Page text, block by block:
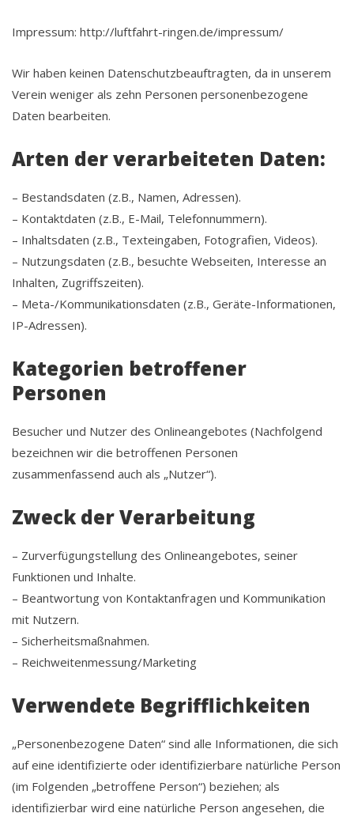
Impressum: http://luftfahrt-ringen.de/impressum/
Wir haben keinen Datenschutzbeauftragten, da in unserem
Verein weniger als zehn Personen personenbezogene
Daten bearbeiten.
Arten der verarbeiteten Daten:
– Bestandsdaten (z.B., Namen, Adressen).
– Kontaktdaten (z.B., E-Mail, Telefonnummern).
– Inhaltsdaten (z.B., Texteingaben, Fotografien, Videos).
– Nutzungsdaten (z.B., besuchte Webseiten, Interesse an
Inhalten, Zugriffszeiten).
– Meta-/Kommunikationsdaten (z.B., Geräte-Informationen,
IP-Adressen).
Kategorien betroffener
Personen
Besucher und Nutzer des Onlineangebotes (Nachfolgend
bezeichnen wir die betroffenen Personen
zusammenfassend auch als „Nutzer“).
Zweck der Verarbeitung
– Zurverfügungstellung des Onlineangebotes, seiner
Funktionen und Inhalte.
– Beantwortung von Kontaktanfragen und Kommunikation
mit Nutzern.
– Sicherheitsmaßnahmen.
– Reichweitenmessung/Marketing
Verwendete Begrifflichkeiten
„Personenbezogene Daten“ sind alle Informationen, die sich
auf eine identifizierte oder identifizierbare natürliche Person
(im Folgenden „betroffene Person“) beziehen; als
identifizierbar wird eine natürliche Person angesehen, die